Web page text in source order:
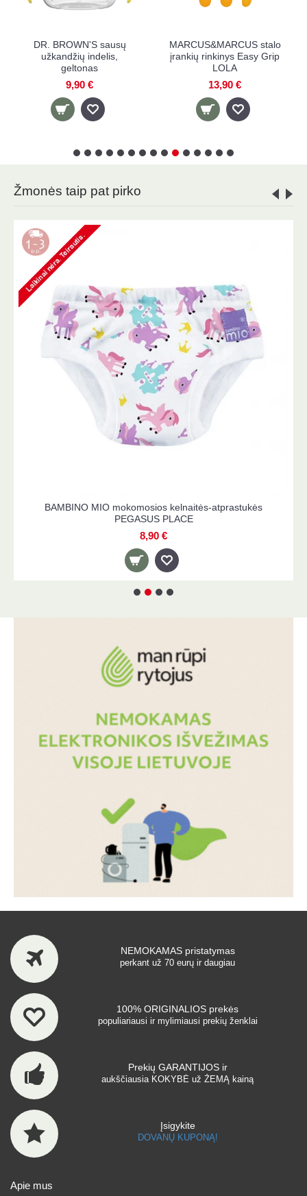
MARCUS&MARCUS stalo
įrankių rinkinys Easy Grip
LOLA
13,90 €
MARCUS&MARCUS
silikoninis kūdikio
mokymosi puodelis
LOLA, 118 ml
8,90 €
Žmonės taip pat pirko
BAMBINO MIO mokomosios kelnaitės-atprastukės
PEGASUS PLACE
8,90 €
NEMOKAMAS pristatymas
perkant už 70 eurų ir daugiau
100% ORIGINALIOS prekės
populiariausi ir mylimiausi prekių ženklai
Prekių GARANTIJOS ir
aukščiausia KOKYBĖ už ŽEMĄ kainą
Įsigykite
DOVANŲ KUPONĄ!
Apie mus